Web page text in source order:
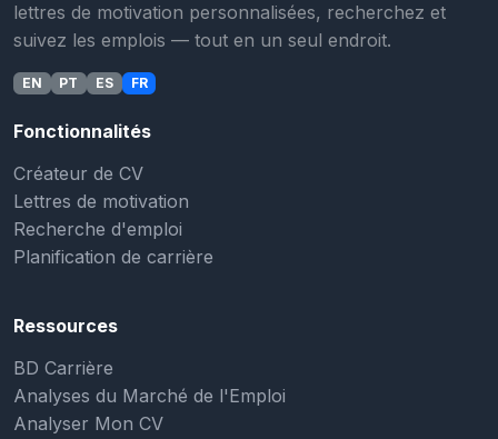
lettres de motivation personnalisées, recherchez et
suivez les emplois — tout en un seul endroit.
EN PT ES FR
Fonctionnalités
Créateur de CV
Lettres de motivation
Recherche d'emploi
Planification de carrière
Ressources
BD Carrière
Analyses du Marché de l'Emploi
Analyser Mon CV